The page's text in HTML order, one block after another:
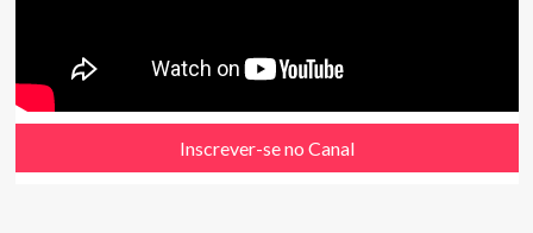
Inscrever-se no Canal